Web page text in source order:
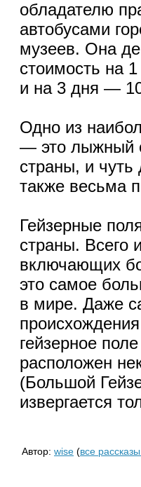
обладателю
автобусами
музеев. Она
стоимость на
и на 3 дня —
Одно из
— это лыжный
страны, и
также весьма
Гейзерные
страны. Всего
включающих
это самое
в мире. Даже
гейзерное
расположен
(Большой
извергается
Автор: wise (все